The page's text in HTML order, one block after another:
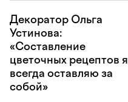
Декоратор Ольга
Устинова:
«Составление
цветочных рецептов я
всегда оставляю за
собой»